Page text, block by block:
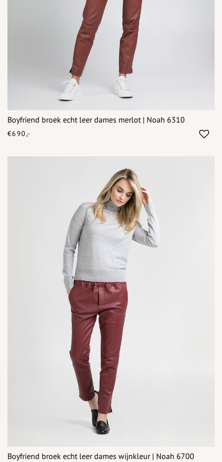
Boyfriend broek echt leer dames merlot | Noah 6310
€690,-
Boyfriend broek echt leer dames wijnkleur | Noah 6700